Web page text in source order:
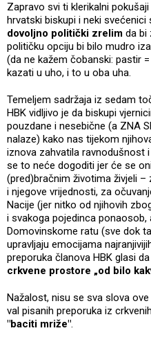
Zapravo svi ti klerikalni
hrvatski biskupi i neki
dovoljno politički zrelim da bi
političku opciju bi bilo mudro
(da ne kažem čobanski: pastir
kazati u uho, i to u oba uha.
Temeljem sadržaja iz sedam
HBK vidljivo je da biskupi
pouzdane i nesebične (a ZNA
nalaze) kako nas tijekom
iznova zahvatila ravnodušnost
se to neće dogoditi jer će se
(pred)bračnim životima živjeli
i njegove vrijednosti, za
Nacije (jer nitko od njihovih
i svakoga pojedinca
Domovinskome ratu (sve dok
upravljaju emocijama
preporuka članova HBK glasi da
crkvene prostore „od bilo
Nažalost, nisu se sva slova
val pisanih preporuka iz
"baciti mriže".